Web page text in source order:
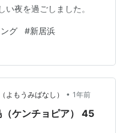
夜を過ごしました。
グ #新居浜
よもうみばなし） • 1年前
ケンチョピア） 45